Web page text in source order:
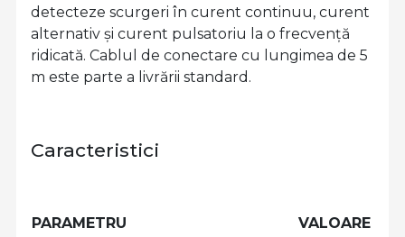
detecteze scurgeri în curent continuu, curent
alternativ și curent pulsatoriu la o frecvență
ridicată. Cablul de conectare cu lungimea de 5
m este parte a livrării standard.
Caracteristici
PARAMETRU
VALOARE